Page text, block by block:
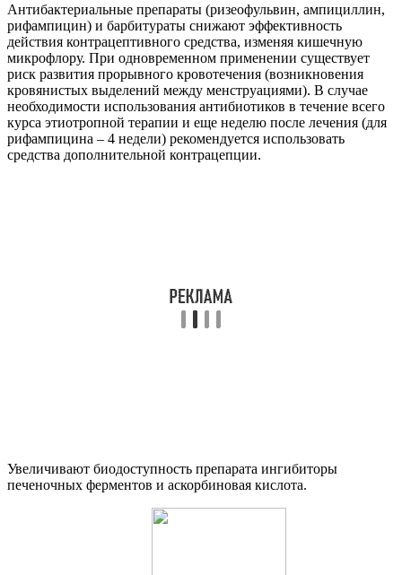
Антибактериальные препараты (ризеофульвин, ампициллин,
рифампицин) и барбитураты снижают эффективность
действия контрацептивного средства, изменяя кишечную
микрофлору. При одновременном применении существует
риск развития прорывного кровотечения (возникновения
кровянистых выделений между менструациями). В случае
необходимости использования антибиотиков в течение всего
курса этиотропной терапии и еще неделю после лечения (для
рифампицина – 4 недели) рекомендуется использовать
средства дополнительной контрацепции.
Увеличивают биодоступность препарата ингибиторы
печеночных ферментов и аскорбиновая кислота.